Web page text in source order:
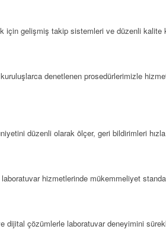
için gelişmiş takip sistemleri ve düzenli kalite
kuruluşlarca denetlenen prosedürlerimizle
düzenli olarak ölçer, geri bildirimleri
hizmetlerinde mükemmeliyet
dijital çözümlerle laboratuvar deneyimini